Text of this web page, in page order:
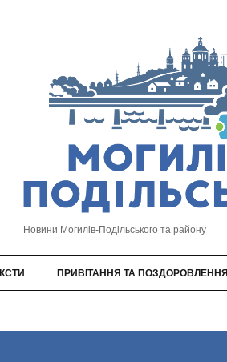
Новини Могилів-Подільського та району
ПРИВІТАННЯ ТА ПОЗДОРОВЛЕННЯ